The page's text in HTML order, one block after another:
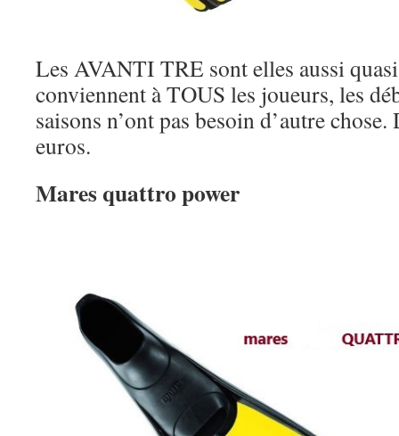
Les AVANTI TRE sont elles aussi
conviennent à TOUS les joueurs, les
saisons n’ont pas besoin d’autre chose.
euros.
Mares quattro power